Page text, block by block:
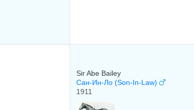
Sir Abe Bailey
Сан-Ин-Ло (Son-In-Law)
1911